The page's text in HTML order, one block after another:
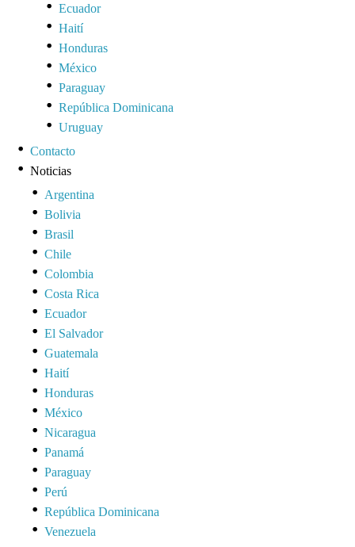
Ecuador
Haití
Honduras
México
Paraguay
República Dominicana
Uruguay
Contacto
Noticias
Argentina
Bolivia
Brasil
Chile
Colombia
Costa Rica
Ecuador
El Salvador
Guatemala
Haití
Honduras
México
Nicaragua
Panamá
Paraguay
Perú
República Dominicana
Venezuela